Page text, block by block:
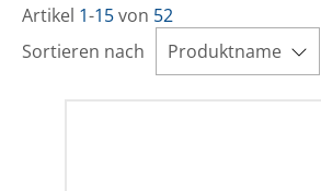
Artikel 1-15 von 52
Sortieren nach